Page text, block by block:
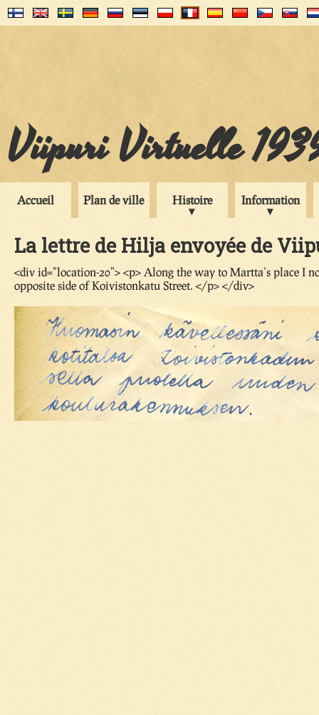
Viipuri Virtuelle
Accueil Plan de ville Histoire Information
La lettre de Hilja envoyée de
<div id="location-20"> <p> Along the way to Martta’s place I
opposite side of Koivistonkatu Street. </p> </div>